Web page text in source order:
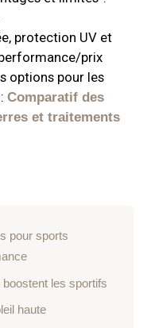
protection UV et
prix
options pour les
:Comparatif des
et traitements
pour sports
les sportifs
haute